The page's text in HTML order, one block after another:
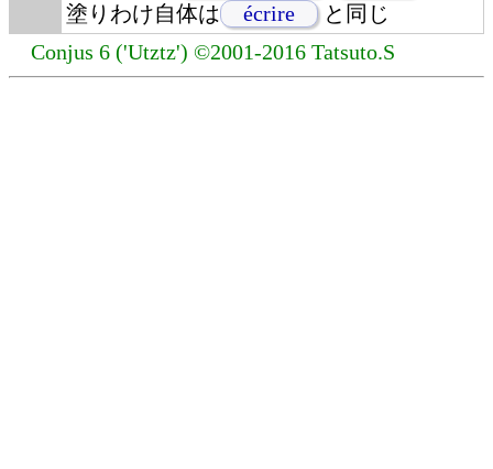
塗りわけ自体は
écrire
と同じ
Conjus 6 ('Utztz') ©2001-2016 Tatsuto.S